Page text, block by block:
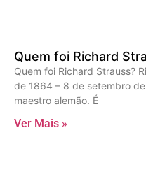
Quem foi Richard
Quem foi Richard Strauss?
de 1864 – 8 de setembro
maestro alemão. É
Ver Mais »